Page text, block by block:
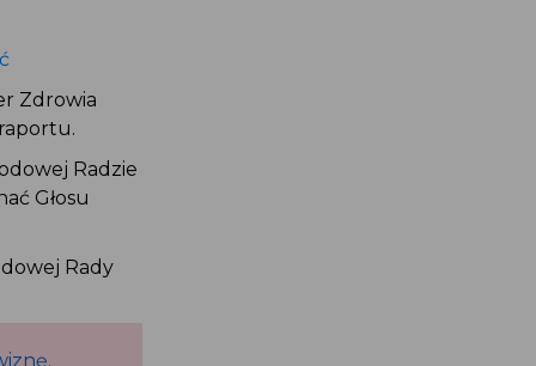
Zdrowia
Radzie
Głosu
Rady